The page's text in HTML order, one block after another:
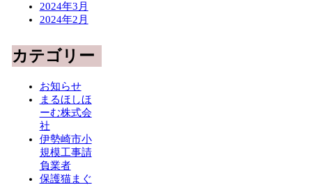
2024年3月
2024年2月
カテゴリー
お知らせ
まるほしほ
ーむ株式会
社
伊勢崎市小
規模工事請
負業者
保護猫まぐ